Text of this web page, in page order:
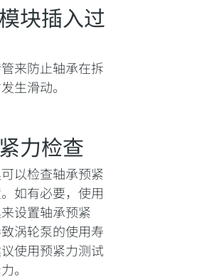
块插入过
来防止轴承在拆
生滑动。
力检查
以检查轴承预紧
如有必要，使用
设置轴承预紧
涡轮泵的使用寿
使用预紧力测试
。